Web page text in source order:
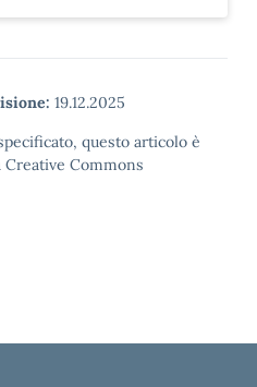
19.12.2025
questo articolo è
Commons